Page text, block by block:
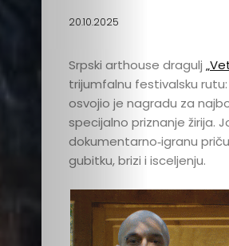
20.10.2025
Srpski arthouse dragulj
trijumfalnu festivalsku
osvojio je nagradu za
specijalno priznanje žirija.
dokumentarno‐igranu
gubitku, brizi i isceljenju.